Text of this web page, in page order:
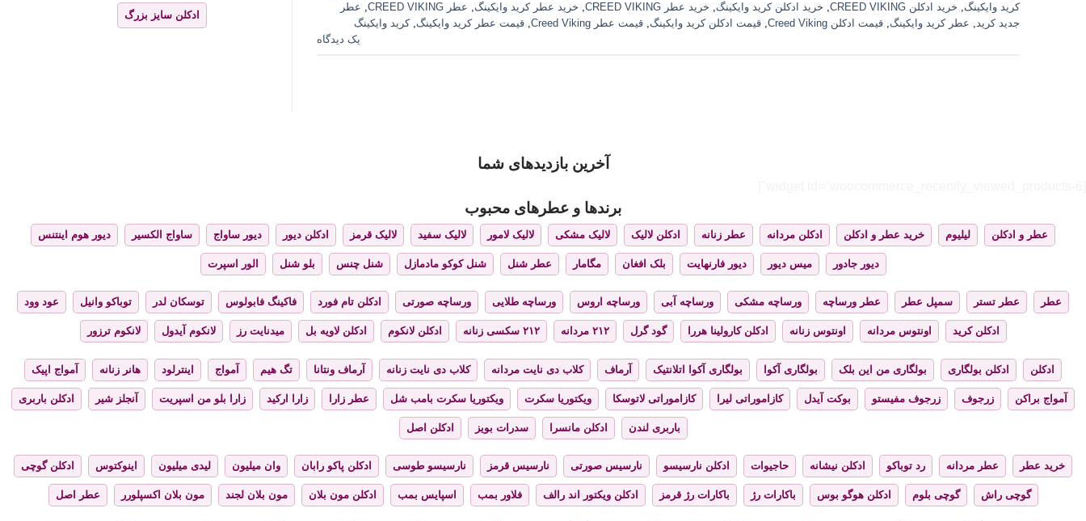
کرید وایکینگ, خرید ادکلن CREED VIKING , خرید ادکلن کرید وایکینگ, خرید عطر CREED VIKING , خرید عطر کرید وایکینگ, عطر CREED VIKING , عطر
جدید کرید, عطر کرید وایکینگ, قیمت ادکلن Creed Viking , قیمت ادکلن کرید وایکینگ, قیمت عطر Creed Viking , قیمت عطر کرید وایکینگ,کرید وایکینگ
یک دیدگاه
ادکلن سایز بزرگ
آخرین بازدیدهای شما
برندها و عطرهای محبوب
عطر و ادکلن لیلیوم خرید عطر و ادکلن ادکلن مردانه عطر زنانه ادکلن لالیک لالیک مشکی لالیک لامور لالیک سفید لالیک قرمز ادکلن دیور دیور ساواج ساواج الکسیر دیور هوم اینتنس
دیور جادور میس دیور دیور فارنهایت بلک افغان مگامار عطر شنل شنل کوکو مادمازل شنل چنس بلو شنل الور اسپرت
عطر عطر تستر سمپل عطر عطر ورساچه ورساچه مشکی ورساچه آبی ورساچه اروس ورساچه طلایی ورساچه صورتی ادکلن تام فورد فاکینگ فابولوس توسکان لدر توباکو وانیل عود وود
ادکلن کرید اونتوس مردانه اونتوس زنانه ادکلن کارولینا هررا گود گرل ۲۱۲ مردانه ۲۱۲ سکسی زنانه ادکلن لانکوم ادکلن لاویه بل میدنایت رز لانکوم آیدول لانکوم ترزور
ادکلن ادکلن بولگاری بولگاری من این بلک بولگاری آکوا بولگاری آکوا اتلانتیک آرماف کلاب دی نایت مردانه کلاب دی نایت زنانه آرماف ونتانا تگ هیم آمواج اینترلود هانر زنانه آمواج اپیک
آمواج براکن زرجوف زرجوف مفیستو بوکت آیدل کازاموراتی لیرا کازاموراتی لاتوسکا ویکتوریا سکرت ویکتوریا سکرت بامب شل عطر زارا زارا ارکید زارا بلو من اسپریت آنجلز شیر ادکلن باربری
باربری لندن ادکلن مانسرا سدرات بویز ادکلن اصل
خرید عطر عطر مردانه رد توباکو ادکلن نیشانه حاجیوات ادکلن نارسیسو نارسیس صورتی نارسیس قرمز نارسیسو طوسی ادکلن پاکو رابان وان میلیون لیدی میلیون اینوکتوس ادکلن گوچی
گوچی راش گوچی بلوم ادکلن هوگو بوس باکارات رژ باکارات رژ قرمز ادکلن ویکتور اند رالف فلاور بمب اسپایس بمب ادکلن مون بلان مون بلان لجند مون بلان اکسپلورر عطر اصل